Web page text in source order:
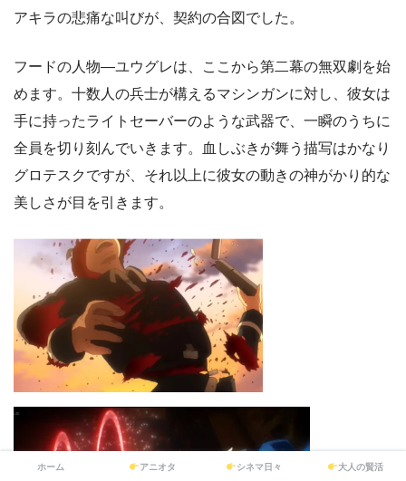
アキラの悲痛な叫びが、契約の合図でした。
フードの人物―ユウグレは、ここから第二幕の無双劇を始
めます。十数人の兵士が構えるマシンガンに対し、彼女は
手に持ったライトセーバーのような武器で、一瞬のうちに
全員を切り刻んでいきます。血しぶきが舞う描写はかなり
グロテスクですが、それ以上に彼女の動きの神がかり的な
美しさが目を引きます。
ホーム アニオタ シネマ日々 大人の賢活